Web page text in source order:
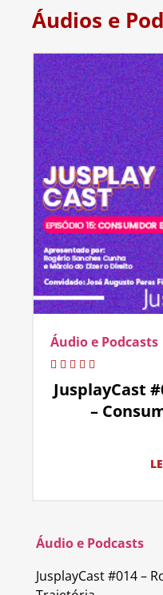
Áudios e
Áudio e Podcasts
JusplayCast
–
Áudio e Podcasts
JusplayCast #014 –